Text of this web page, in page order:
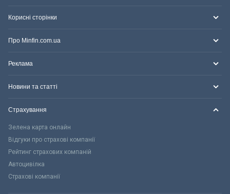
Корисні сторінки
Про Minfin.com.ua
Реклама
Новини та статті
Страхування
Зелена карта онлайн
Відгуки про страхові компанії
Рейтинг страхових компаній
Автоцивілка
Страхові компанії